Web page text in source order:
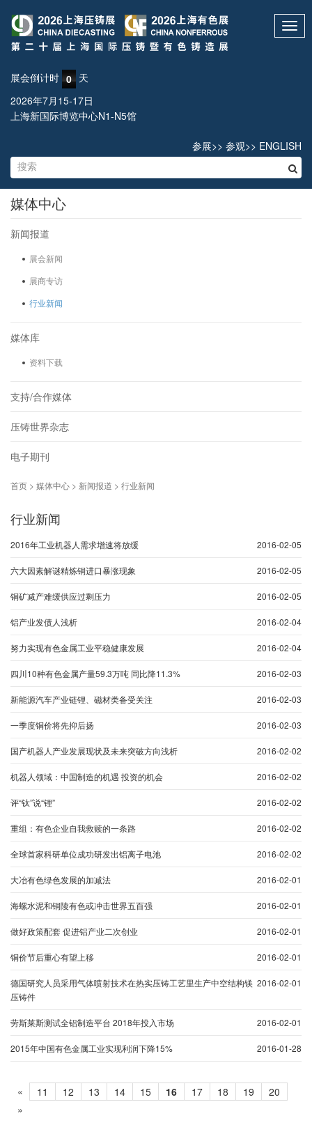
展会倒计时 0 天
2026年7月15-17日
上海新国际博览中心N1-N5馆
参展>> 参观>> ENGLISH
媒体中心
新闻报道
展会新闻
展商专访
行业新闻
媒体库
资料下载
支持/合作媒体
压铸世界杂志
电子期刊
首页 > 媒体中心 > 新闻报道 > 行业新闻
行业新闻
2016-02-05
2016年工业机器人需求增速将放缓
2016-02-05
六大因素解谜精炼铜进口暴涨现象
2016-02-05
铜矿减产难缓供应过剩压力
2016-02-04
铝产业发债人浅析
2016-02-04
努力实现有色金属工业平稳健康发展
2016-02-03
四川10种有色金属产量59.3万吨 同比降11.3%
2016-02-03
新能源汽车产业链锂、磁材类备受关注
2016-02-03
一季度铜价将先抑后扬
2016-02-02
国产机器人产业发展现状及未来突破方向浅析
2016-02-02
机器人领域：中国制造的机遇 投资的机会
2016-02-02
评“钛”说“锂”
2016-02-02
重组：有色企业自我救赎的一条路
2016-02-02
全球首家科研单位成功研发出铝离子电池
2016-02-01
大冶有色绿色发展的加减法
2016-02-01
海螺水泥和铜陵有色或冲击世界五百强
2016-02-01
做好政策配套 促进铝产业二次创业
2016-02-01
铜价节后重心有望上移
2016-02-01
德国研究人员采用气体喷射技术在热实压铸工艺里生产中空结构镁
压铸件
2016-02-01
劳斯莱斯测试全铝制造平台 2018年投入市场
2016-01-28
2015年中国有色金属工业实现利润下降15%
« 11 12 13 14 15 16 17 18 19
20
»